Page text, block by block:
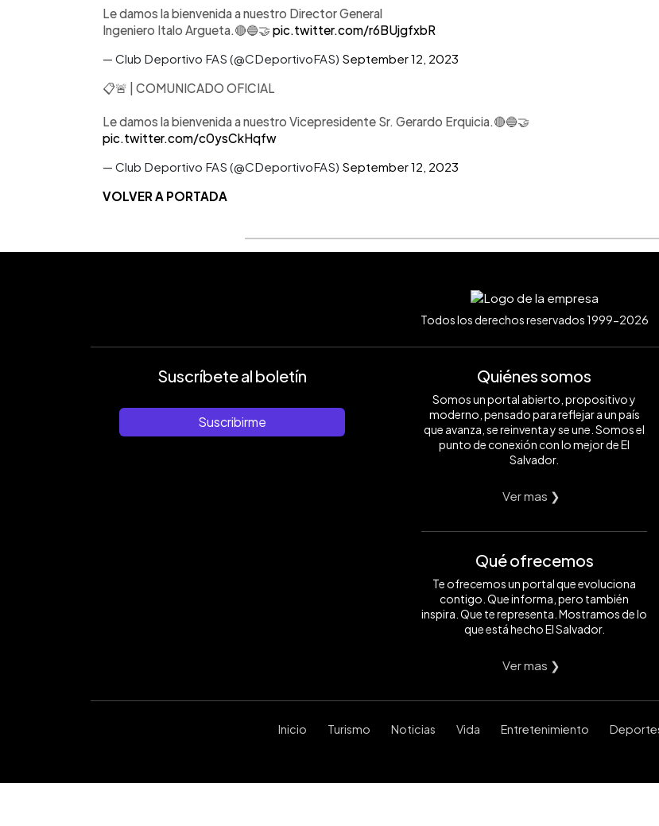
Le damos la bienvenida a nuestro Director General
Ingeniero Italo Argueta.🔴🔵🤝pic.twitter.com/r6BUjgfxbR
— Club Deportivo FAS (@CDeportivoFAS) September 12, 2023
📋🚨 | COMUNICADO OFICIAL
Le damos la bienvenida a nuestro Vicepresidente Sr. Gerardo Erquicia.🔴🔵🤝
pic.twitter.com/c0ysCkHqfw
— Club Deportivo FAS (@CDeportivoFAS) September 12, 2023
VOLVER A PORTADA
Todos los derechos reservados 1999-2026
Suscríbete al boletín
Suscribirme
Quiénes somos
Somos un portal abierto, propositivo y
moderno, pensado para reflejar a un país
que avanza, se reinventa y se une. Somos el
punto de conexión con lo mejor de El
Salvador.
Ver mas ❯
Qué ofrecemos
Te ofrecemos un portal que evoluciona
contigo. Que informa, pero también
inspira. Que te representa. Mostramos de lo
que está hecho El Salvador.
Ver mas ❯
Inicio Turismo Noticias Vida Entretenimiento